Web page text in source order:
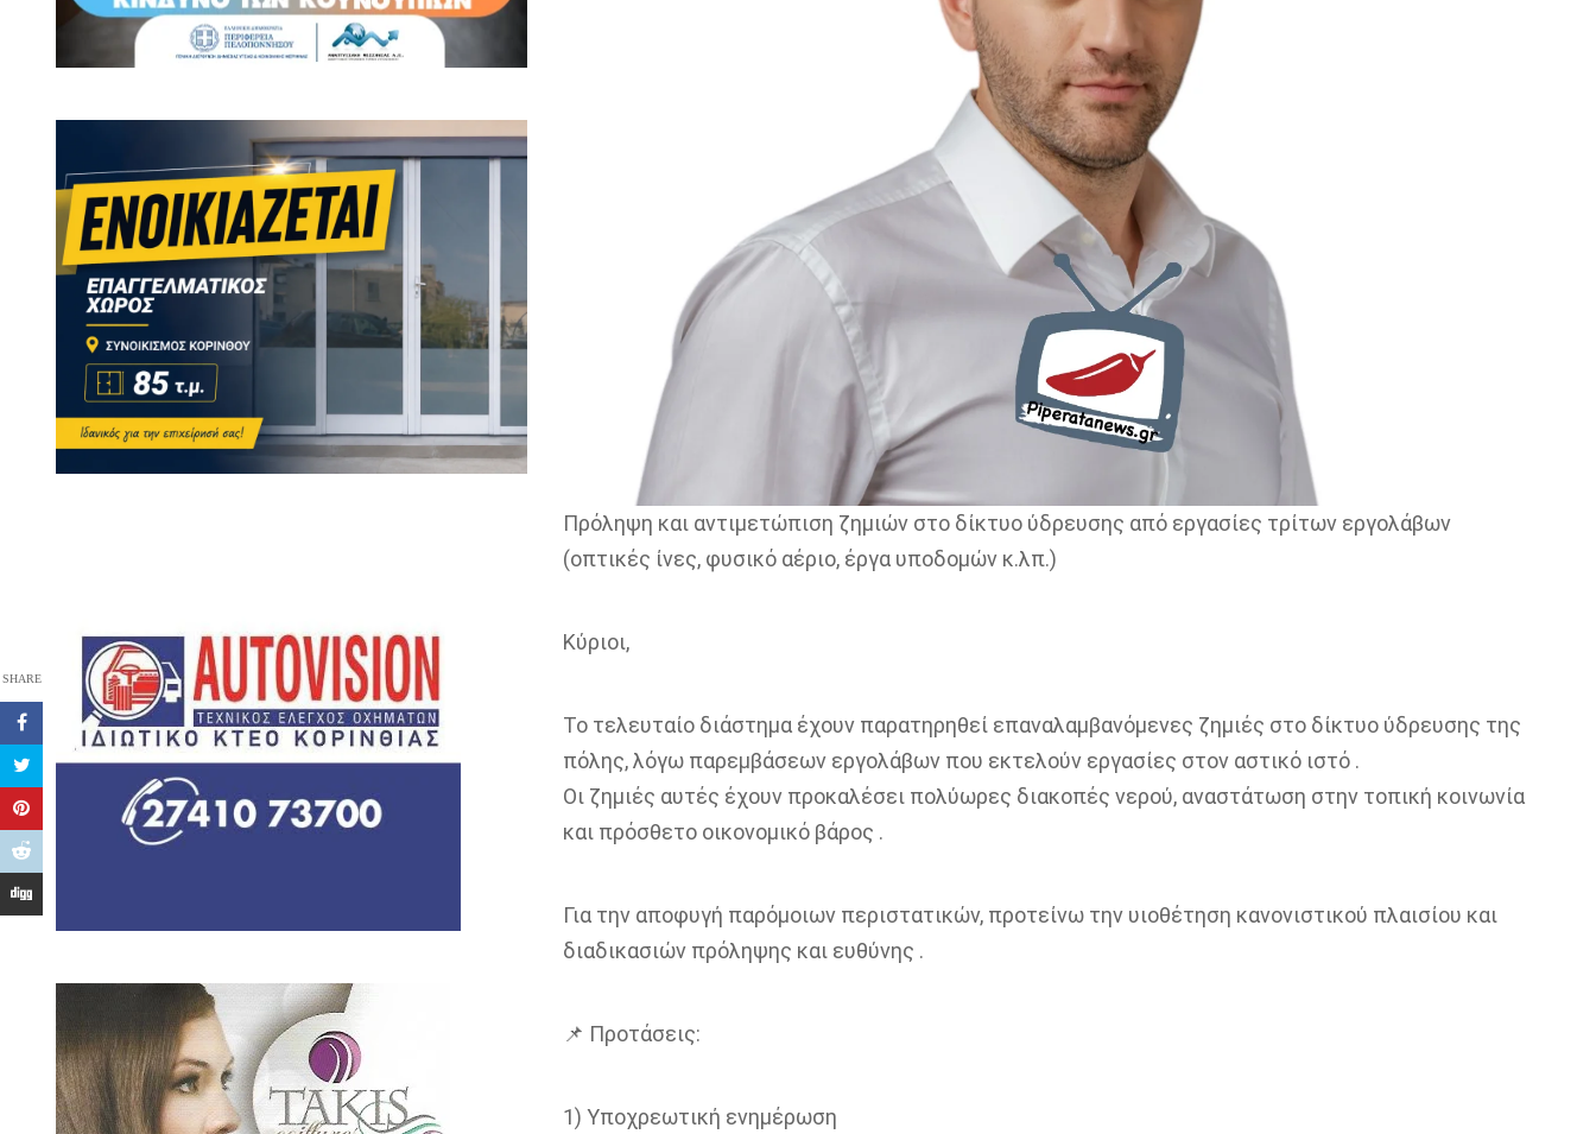
SHARE
Πρόληψη και αντιμετώπιση ζημιών στο δίκτυο ύδρευσης από εργασίες τρίτων εργολάβων
(οπτικές ίνες, φυσικό αέριο, έργα υποδομών κ.λπ.)
Κύριοι,
Το τελευταίο διάστημα έχουν παρατηρηθεί επαναλαμβανόμενες ζημιές στο δίκτυο ύδρευσης της
πόλης, λόγω παρεμβάσεων εργολάβων που εκτελούν εργασίες στον αστικό ιστό .
Οι ζημιές αυτές έχουν προκαλέσει πολύωρες διακοπές νερού, αναστάτωση στην τοπική κοινωνία
και πρόσθετο οικονομικό βάρος .
Για την αποφυγή παρόμοιων περιστατικών, προτείνω την υιοθέτηση κανονιστικού πλαισίου και
διαδικασιών πρόληψης και ευθύνης .
📌 Προτάσεις:
1) Υποχρεωτική ενημέρωση